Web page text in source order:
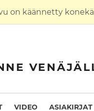
on käännetty
VIDEO ASIAKIRJAT